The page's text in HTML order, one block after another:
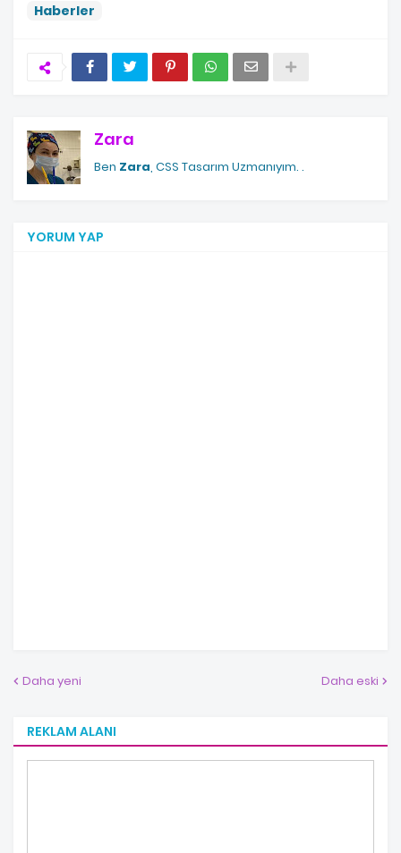
Haberler
Zara
Ben Zara , CSS Tasarım Uzmanıyım. .
YORUM YAP
Daha yeni Daha eski
REKLAM ALANI